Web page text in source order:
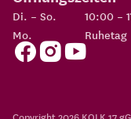
Di. – So.
10:00 –
Mo.
Ruhetag
Copyright 2026 KOLK 17